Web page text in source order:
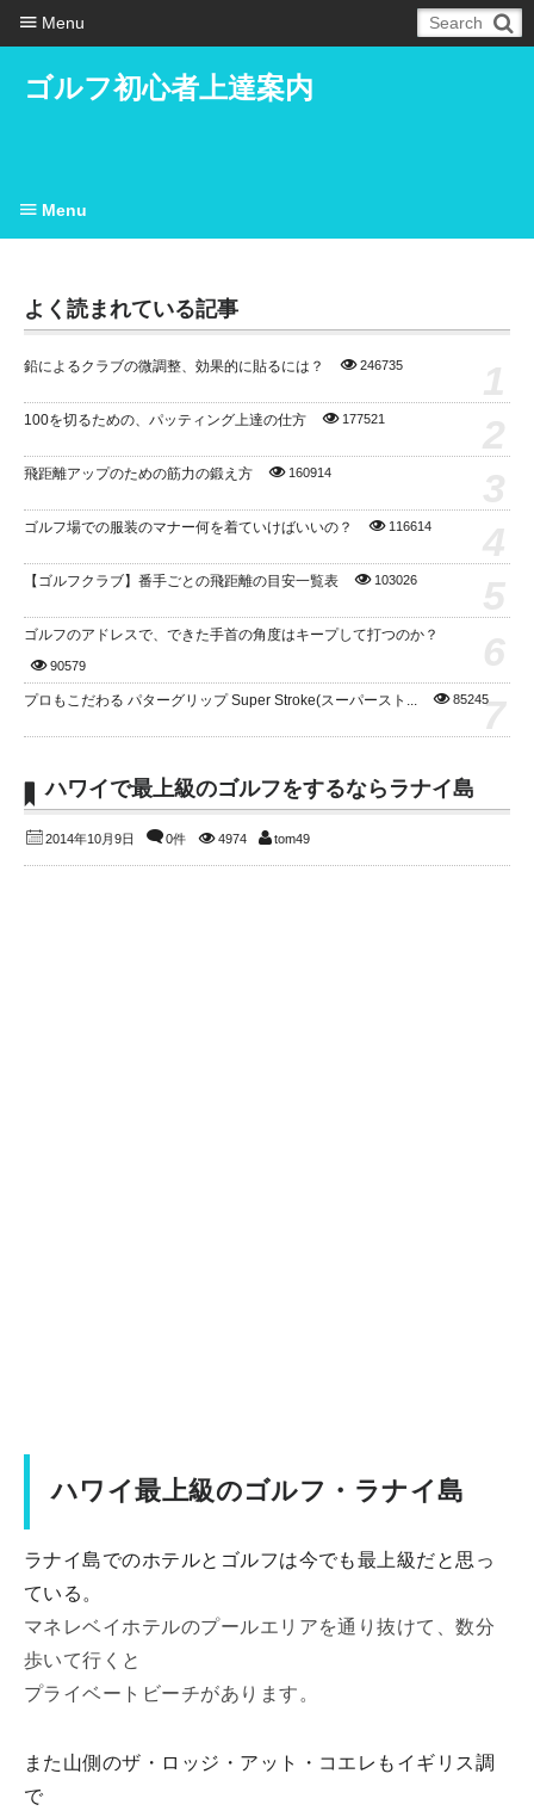
ゴルフ初心者上達案内
よく読まれている記事
鉛によるクラブの微調整、効果的に貼るには？ 246735
100を切るための、パッティング上達の仕方 177521
飛距離アップのための筋力の鍛え方 160914
ゴルフ場での服装のマナー何を着ていけばいいの？ 116614
【ゴルフクラブ】番手ごとの飛距離の目安一覧表 103026
ゴルフのアドレスで、できた手首の角度はキープして打つのか？
90579
プロもこだわる パターグリップ Super Stroke(スーパースト... 85245
7
ハワイで最上級のゴルフをするならラナイ島
2014年10月9日 0件 4974 tom49
ハワイ最上級のゴルフ・ラナイ島
ラナイ島でのホテルとゴルフは今でも最上級だと思っ
ている。
マネレベイホテルのプールエリアを通り抜けて、数分
歩いて行くと
プライベートビーチがあります。
また山側のザ・ロッジ・アット・コエレもイギリス調
で
Menu
Menu